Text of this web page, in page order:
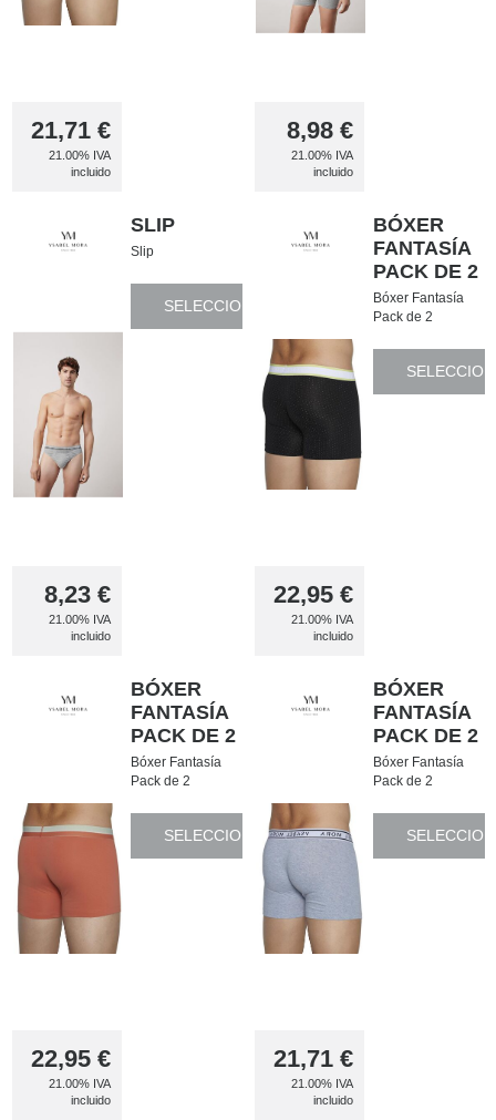
21,71 €
21.00% IVA
incluido
8,98 €
21.00% IVA
incluido
8,23 €
21.00% IVA
incluido
SLIP
Slip
SELECCIONAR
22,95 €
21.00% IVA
incluido
BÓXER
FANTASÍA
PACK DE 2
Bóxer Fantasía
Pack de 2
22,95 €
21.00% IVA
incluido
BÓXER
FANTASÍA
PACK DE 2
Bóxer Fantasía
Pack de 2
SELECCIONAR
21,71 €
21.00% IVA
incluido
BÓXER
FANTASÍA
PACK DE 2
Bóxer Fantasía
Pack de 2